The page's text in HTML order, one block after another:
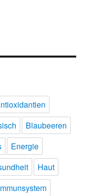
Blaubeeren
Energie
Haut